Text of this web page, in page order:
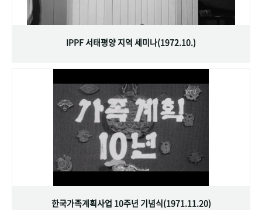
IPPF 서태평양 지역 세미나(1972.10.)
한국가족계획사업 10주년 기념식(1971.11.20)